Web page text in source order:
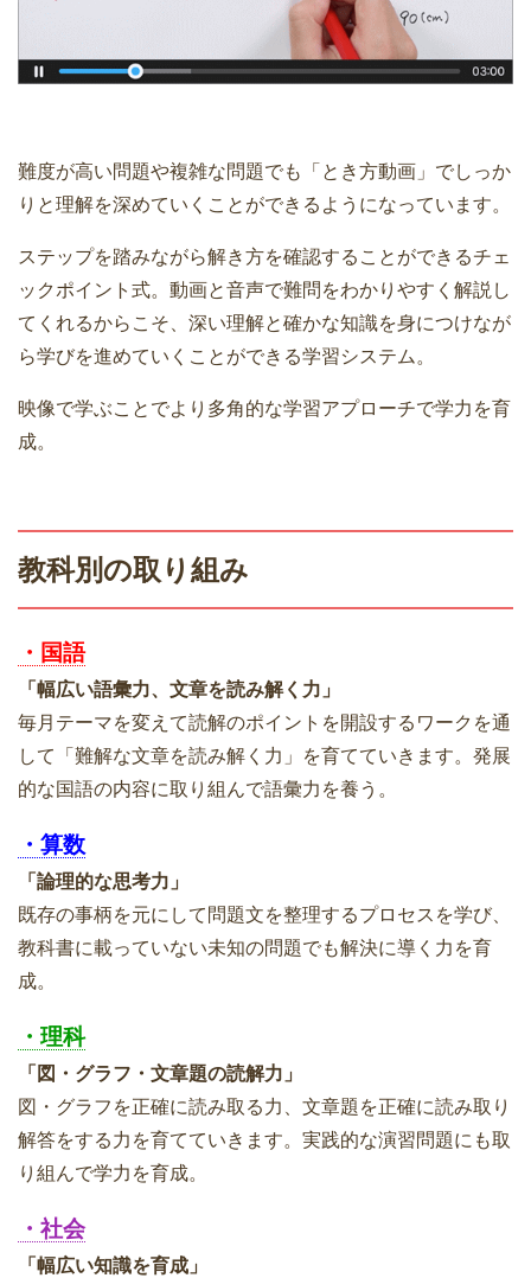
難度が高い問題や複雑な問題でも「とき方動画」でしっか
りと理解を深めていくことができるようになっています。
ステップを踏みながら解き方を確認することができるチェ
ックポイント式。動画と音声で難問をわかりやすく解説し
てくれるからこそ、深い理解と確かな知識を身につけなが
ら学びを進めていくことができる学習システム。
映像で学ぶことでより多角的な学習アプローチで学力を育
成。
教科別の取り組み
・国語
「幅広い語彙力、文章を読み解く力」
毎月テーマを変えて読解のポイントを開設するワークを通
して「難解な文章を読み解く力」を育てていきます。発展
的な国語の内容に取り組んで語彙力を養う。
・算数
「論理的な思考力」
既存の事柄を元にして問題文を整理するプロセスを学び、
教科書に載っていない未知の問題でも解決に導く力を育
成。
・理科
「図・グラフ・文章題の読解力」
図・グラフを正確に読み取る力、文章題を正確に読み取り
解答をする力を育てていきます。実践的な演習問題にも取
り組んで学力を育成。
・社会
「幅広い知識を育成」